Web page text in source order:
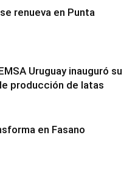
renueva en Punta
Uruguay inauguró su
producción de latas
en Fasano